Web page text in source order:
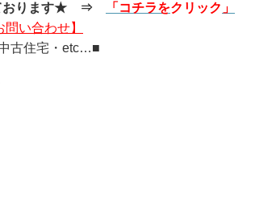
おります★ ⇒ 「 コチラをクリック 」
問い合わせ】
古住宅・etc…■